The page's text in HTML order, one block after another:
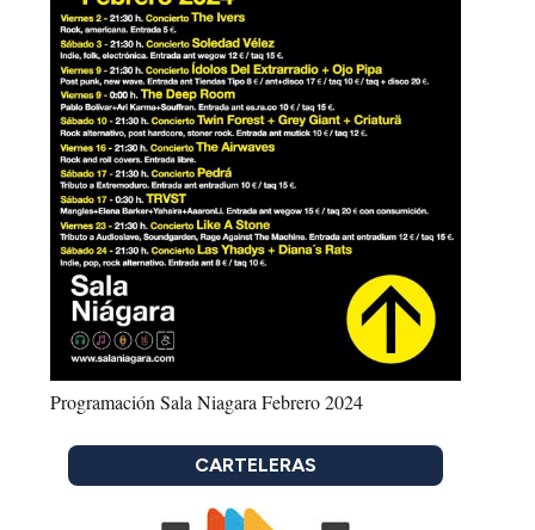
Programación Sala Niagara Febrero 2024
CARTELERAS